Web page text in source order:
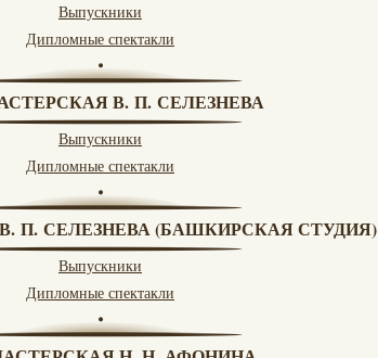
Выпускники
Дипломные спектакли
В. П. СЕЛЕЗНЕВА
Выпускники
Дипломные спектакли
П. СЕЛЕЗНЕВА (БАШКИРСКАЯ СТУДИЯ)
Выпускники
Дипломные спектакли